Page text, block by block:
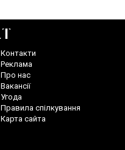
Контакти
Реклама
Про нас
Вакансії
Угода
Правила спілкування
Карта сайта